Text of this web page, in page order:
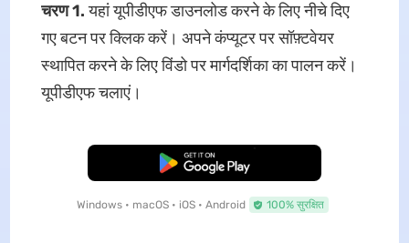
चरण 1.यहां यूपीडीएफ डाउनलोड करने के लिए नीचे दिए
गए बटन पर क्लिक करें। अपने कंप्यूटर पर सॉफ़्टवेयर
स्थापित करने के लिए विंडो पर मार्गदर्शिका का पालन करें।
यूपीडीएफ चलाएं।
मुफ्त डाउनलोड
Windows • macOS • iOS • Android 100% सुरक्षित